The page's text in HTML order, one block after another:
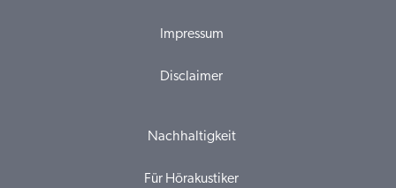
Impressum
Disclaimer
Nachhaltigkeit
Für Hörakustiker